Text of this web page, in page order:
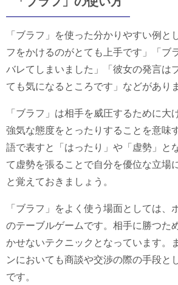
「ブラフ」を使った分かりやすい例と
フをかけるのがとても上手です」「ブ
バレてしまいました」「彼女の発言は
ても気になるところです」などがあり
「ブラフ」は相手を威圧するために大
強気な態度をとったりすることを意味
語で表すと「はったり」や「虚勢」と
て虚勢を張ることで自分を優位な立場
と覚えておきましょう。
「ブラフ」をよく使う場面としては、
のテーブルゲームです。相手に勝つた
かせないテクニックとなっています。
ンにおいても商談や交渉の際の手段と
です。